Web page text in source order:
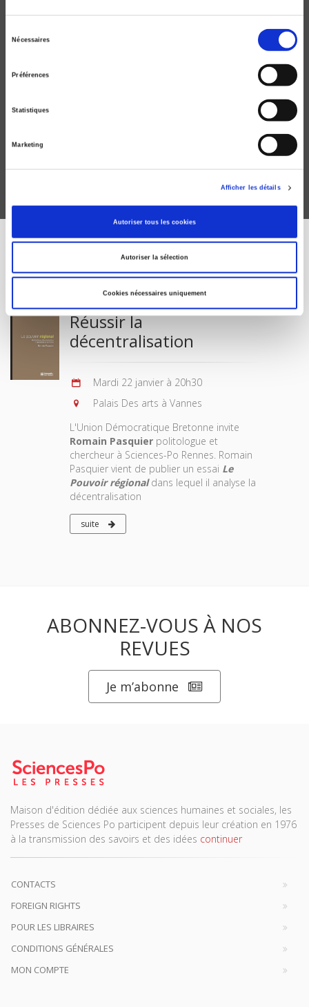
Nécessaires
Préférences
Statistiques
Marketing
Afficher les détails
Autoriser tous les cookies
Autoriser la sélection
Cookies nécessaires uniquement
Thierry Chopin, Christian Lequesne
ÉVÉNEMENTS PRÉCÉDENTS
Réussir la
décentralisation
Mardi 22 janvier à 20h30
Palais Des arts à Vannes
L'Union Démocratique Bretonne invite
Romain Pasquier politologue et
chercheur à Sciences-Po Rennes. Romain
Pasquier vient de publier un essai Le
Pouvoir régionaldans lequel il analyse la
décentralisation
suite
ABONNEZ-VOUS À NOS
REVUES
Je m’abonne
Maison d'édition dédiée aux sciences humaines et sociales, les
Presses de Sciences Po participent depuis leur création en 1976
à la transmission des savoirs et des idées continuer
CONTACTS
FOREIGN RIGHTS
POUR LES LIBRAIRES
CONDITIONS GÉNÉRALES
MON COMPTE